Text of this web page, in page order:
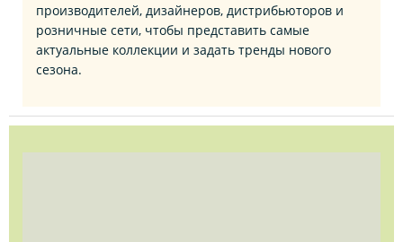
производителей, дизайнеров, дистрибьюторов и
розничные сети, чтобы представить самые
актуальные коллекции и задать тренды нового
сезона.